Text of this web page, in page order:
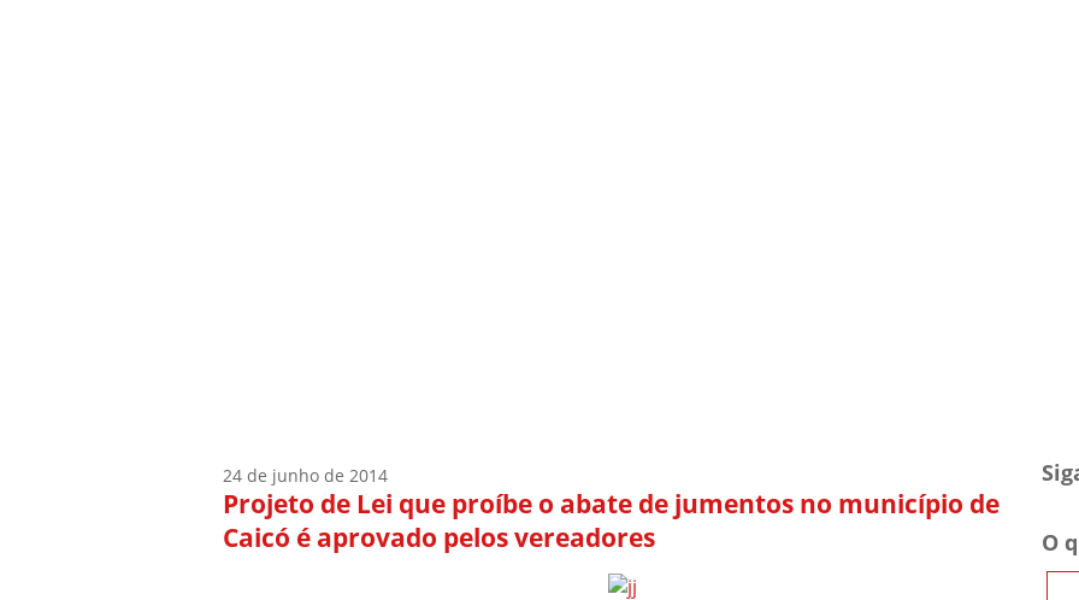
24 de junho de 2014
Projeto de Lei que proíbe o abate de jumentos no município de
Caicó é aprovado pelos vereadores
O